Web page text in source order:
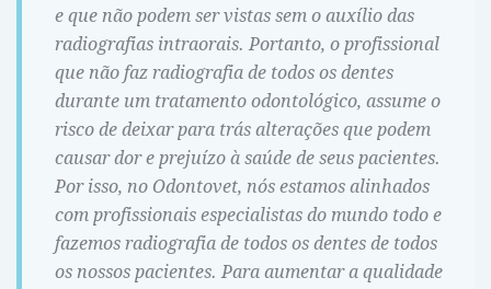
e que não podem ser vistas sem o auxílio das
radiografias intraorais. Portanto, o profissional
que não faz radiografia de todos os dentes
durante um tratamento odontológico, assume o
risco de deixar para trás alterações que podem
causar dor e prejuízo à saúde de seus pacientes.
Por isso, no Odontovet, nós estamos alinhados
com profissionais especialistas do mundo todo e
fazemos radiografia de todos os dentes de todos
os nossos pacientes. Para aumentar a qualidade